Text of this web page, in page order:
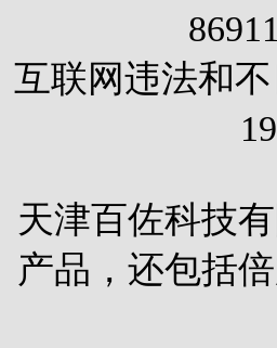
互联网违法和
天津百佐科技
产品，还包括